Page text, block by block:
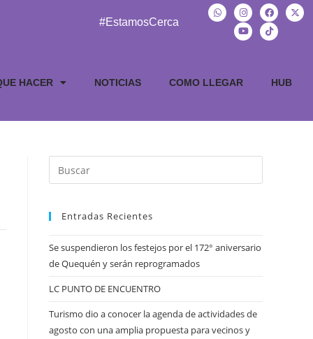
#EstamosCerca
HACER NOTICIAS COMO LLEGAR HUB
Entradas Recientes
Se suspendieron los festejos por el 172° aniversario
de Quequén y serán reprogramados
LC PUNTO DE ENCUENTRO
Turismo dio a conocer la agenda de actividades de
agosto con una amplia propuesta para vecinos y